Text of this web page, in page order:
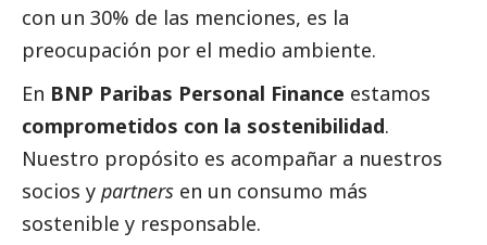
con un 30% de las menciones, es la
preocupación por el medio ambiente.
En BNP Paribas Personal Finance estamos
comprometidos con la sostenibilidad.
Nuestro propósito es acompañar a nuestros
socios y partners en un consumo más
sostenible y responsable.